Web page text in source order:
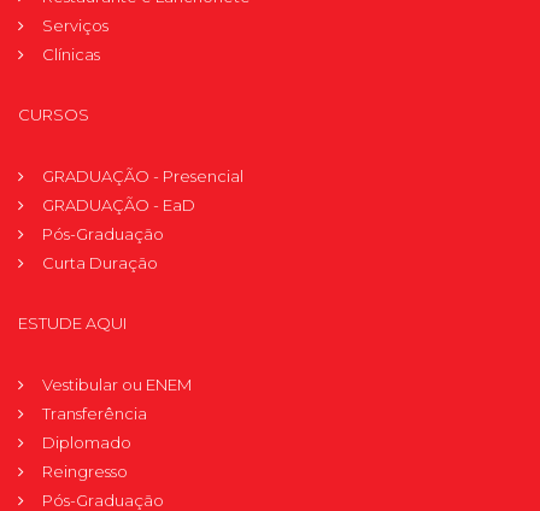
Serviços
Clínicas
CURSOS
GRADUAÇÃO - Presencial
GRADUAÇÃO - EaD
Pós-Graduação
Curta Duração
ESTUDE AQUI
Vestibular ou ENEM
Transferência
Diplomado
Reingresso
Pós-Graduação